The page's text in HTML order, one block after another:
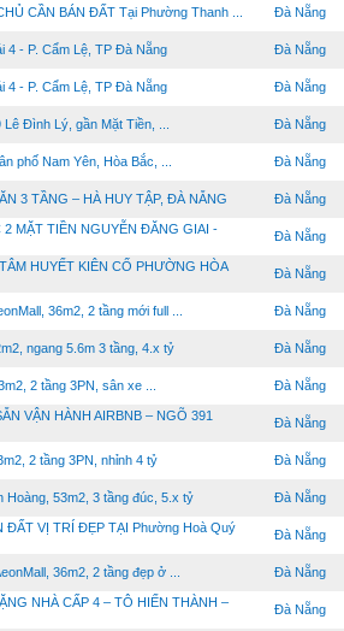
CẦN BÁN ĐẤT Tại Phường Thanh ... Đà Nẵng
4 - P. Cẩm Lệ, TP Đà Nẵng Đà Nẵng
4 - P. Cẩm Lệ, TP Đà Nẵng Đà Nẵng
Đình Lý, gần Mặt Tiền, ... Đà Nẵng
phố Nam Yên, Hòa Bắc, ... Đà Nẵng
3 TẦNG – HÀ HUY TẬP, ĐÀ NẴNG Đà Nẵng
MẶT TIỀN NGUYỄN ĐĂNG GIAI -
Đà Nẵng
HUYẾT KIÊN CỐ PHƯỜNG HÒA
Đà Nẵng
36m2, 2 tầng mới full ... Đà Nẵng
ngang 5.6m 3 tầng, 4.x tỷ Đà Nẵng
2 tầng 3PN, sân xe ... Đà Nẵng
VẬN HÀNH AIRBNB – NGÕ 391
Đà Nẵng
2 tầng 3PN, nhỉnh 4 tỷ Đà Nẵng
Hoàng, 53m2, 3 tầng đúc, 5.x tỷ Đà Nẵng
ĐẤT VỊ TRÍ ĐẸP TẠI Phường Hoà Quý
Đà Nẵng
36m2, 2 tầng đẹp ở ... Đà Nẵng
NHÀ CẤP 4 – TÔ HIẾN THÀNH –
Đà Nẵng